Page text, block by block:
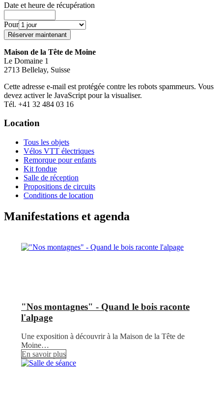
Date et heure de récupération
Pour
Maison de la Tête de Moine
Le Domaine 1
2713 Bellelay, Suisse
Cette adresse e-mail est protégée contre les robots spammeurs. Vous
devez activer le JavaScript pour la visualiser.
Tél. +41 32 484 03 16
Location
Tous les objets
Vélos VTT électriques
Remorque pour enfants
Kit fondue
Salle de réception
Propositions de circuits
Conditions de location
Manifestations et agenda
"Nos montagnes" - Quand le bois raconte
l'alpage
Une exposition à découvrir à la Maison de la Tête de
Moine…
En savoir plus